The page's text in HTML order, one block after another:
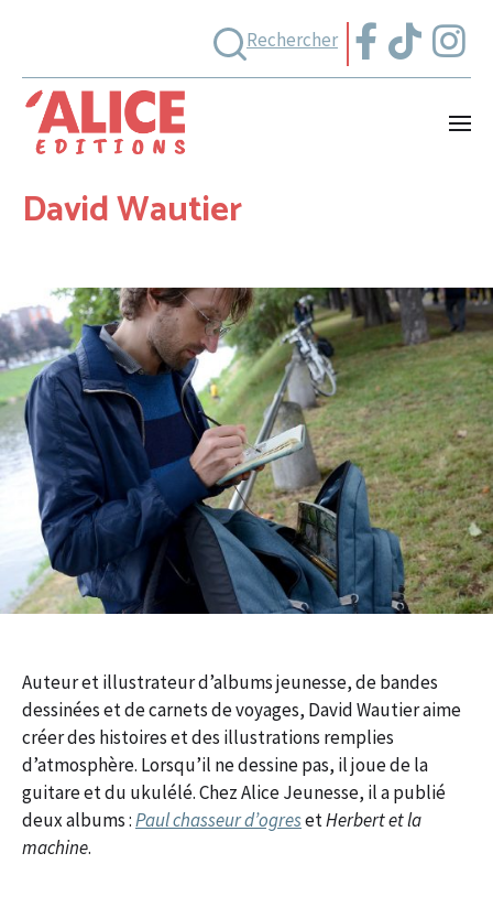
Rechercher
David Wautier
Auteur et illustrateur d’albums jeunesse, de bandes
dessinées et de carnets de voyages, David Wautier aime
créer des histoires et des illustrations remplies
d’atmosphère. Lorsqu’il ne dessine pas, il joue de la
guitare et du ukulélé. Chez Alice Jeunesse, il a publié
deux albums :Paul chasseur d’ogresetHerbert et la
machine.